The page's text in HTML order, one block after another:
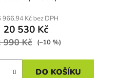
966,94 Kč bez DPH
20 530 Kč
990 Kč (–10 %)
DO KOŠÍKU